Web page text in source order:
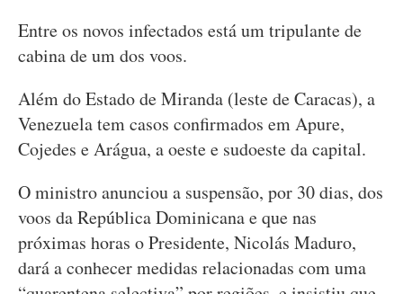
Entre os novos infectados está um tripulante de
cabina de um dos voos.
Além do Estado de Miranda (leste de Caracas), a
Venezuela tem casos confirmados em Apure,
Cojedes e Arágua, a oeste e sudoeste da capital.
O ministro anunciou a suspensão, por 30 dias, dos
voos da República Dominicana e que nas
próximas horas o Presidente, Nicolás Maduro,
dará a conhecer medidas relacionadas com uma